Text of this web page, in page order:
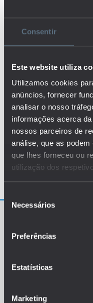
Consentir
Este website utiliza
Utilizamos cookies
anúncios, fornecer
analisar o nosso
informações acerca
nossos parceiros de
análise, que as
que lhes forneceu ou
utilização dos
Necessários
Preferências
Estatísticas
Marketing
ENSINO SECUNDÁRIO
DESPESA PÚBLICA
O EDUSTAT sistematiza um
português.